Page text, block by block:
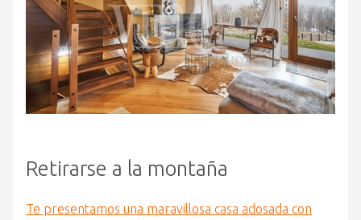
Retirarse a la montaña
Te presentamos una maravillosa casa adosada con